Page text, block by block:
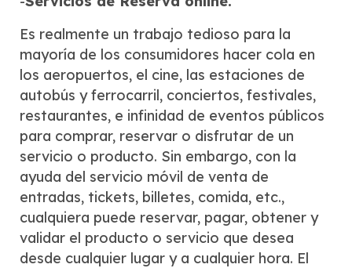
Es realmente un trabajo tedioso para la
mayoría de los consumidores hacer cola en
los aeropuertos, el cine, las estaciones de
autobús y ferrocarril, conciertos, festivales,
restaurantes, e infinidad de eventos públicos
para comprar, reservar o disfrutar de un
servicio o producto. Sin embargo, con la
ayuda del servicio móvil de venta de
entradas, tickets, billetes, comida, etc.,
cualquiera puede reservar, pagar, obtener y
validar el producto o servicio que desea
desde cualquier lugar y a cualquier hora. El